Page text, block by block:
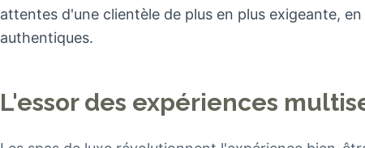
attentes d'une clientèle de plus en plus exigeante,
authentiques.
L'essor des expériences